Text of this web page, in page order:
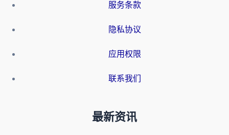
服务条款
隐私协议
应用权限
联系我们
最新资讯